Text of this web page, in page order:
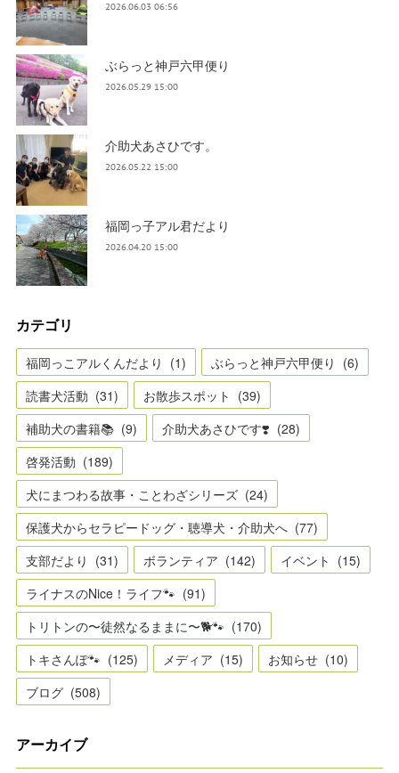
2026.06.03 06:56
ぶらっと神戸六甲便り
2026.05.29 15:00
介助犬あさひです。
2026.05.22 15:00
福岡っ子アル君だより
2026.04.20 15:00
カテゴリ
福岡っこアルくんだより (1) ぶらっと神戸六甲便り (6)
読書犬活動 (31) お散歩スポット (39)
補助犬の書籍📚 (9) 介助犬あさひです❣️ (28)
啓発活動 (189)
犬にまつわる故事・ことわざシリーズ (24)
保護犬からセラピードッグ・聴導犬・介助犬へ (77)
支部だより (31) ボランティア (142) イベント (15)
ライナスのNice！ライフ🐾 (91)
トリトンの〜徒然なるままに〜🐕🐾 (170)
トキさんぽ🐾 (125) メディア (15) お知らせ (10)
ブログ (508)
アーカイブ